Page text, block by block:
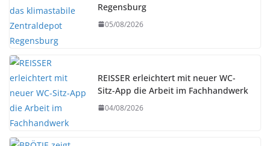
Regensburg
05/08/2026
REISSER erleichtert mit neuer WC-
Sitz-App die Arbeit im Fachhandwerk
04/08/2026